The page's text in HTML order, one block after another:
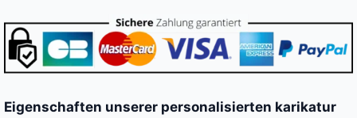
Eigenschaften unserer personalisierten karikatur